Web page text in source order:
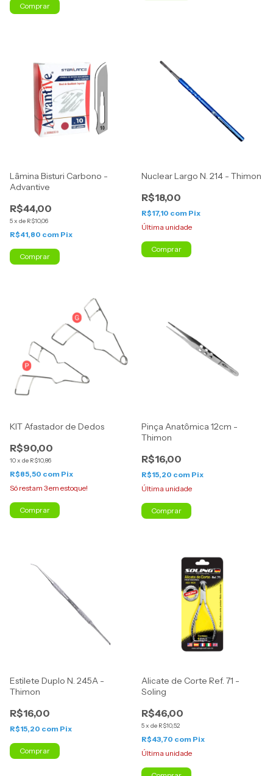
Lâmina Bisturi Carbono -
Advantive
R$44,00
5x de R$10,06
R$41,80 com Pix
Comprar
Nuclear Largo N. 214 - Thimon
R$18,00
R$17,10 com Pix
Última unidade
Comprar
KIT Afastador de Dedos
R$90,00
10x de R$10,86
R$85,50 com Pix
Só restam 3em estoque!
Pinça Anatômica 12cm -
Thimon
R$16,00
R$15,20 com Pix
Última unidade
Estilete Duplo N. 245A -
Thimon
R$16,00
R$15,20 com Pix
Alicate de Corte Ref. 71 -
Soling
R$46,00
5x de R$10,52
R$43,70 com Pix
Última unidade